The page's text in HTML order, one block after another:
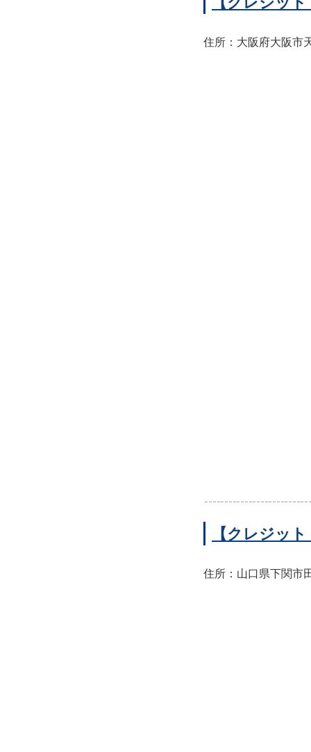
住所：大阪府大阪市
【クレジッ
住所：山口県下関市